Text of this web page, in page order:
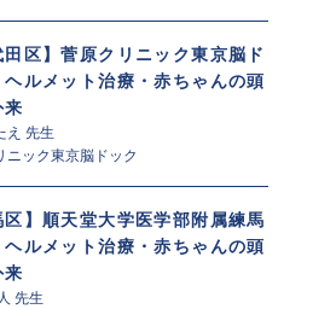
田区】菅原クリニック東京脳ド
ヘルメット治療・赤ちゃんの頭
来
え 先生
ニック東京脳ドック
区】順天堂大学医学部附属練馬
ヘルメット治療・赤ちゃんの頭
来
先生